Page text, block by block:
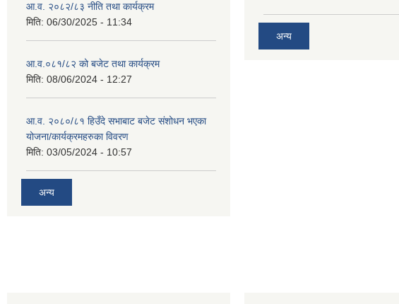
आ.व. २०८२/८३ नीति तथा कार्यक्रम
मिति: 06/30/2025 - 11:34
आ.व.०८१/८२ को बजेट तथा कार्यक्रम
मिति: 08/06/2024 - 12:27
आ.व. २०८०/८१ हिउँदे सभाबाट बजेट संशोधन भएका
योजना/कार्यक्रमहरुका विवरण
मिति: 03/05/2024 - 10:57
अन्य
अन्य